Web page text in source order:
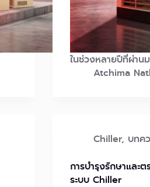
ในช่วงหลายปีที่ผ่าน
Atchima
Chiller, บทค
การบำรุงรักษาและ
ระบบ Chiller